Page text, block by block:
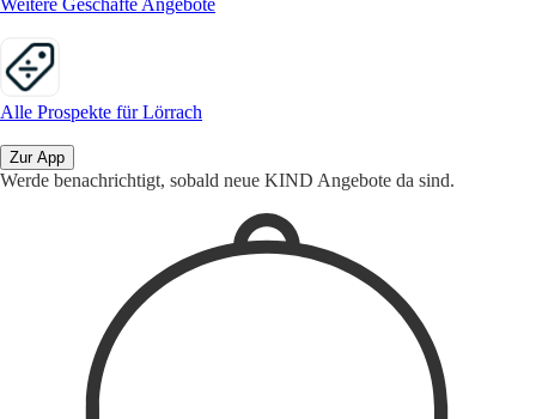
Weitere Geschäfte Angebote
Alle Prospekte für Lörrach
Zur App
Werde benachrichtigt, sobald neue KIND Angebote da sind.